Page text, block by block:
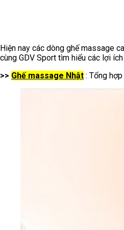
Hiện nay các dòng ghế massage
cùng GDV Sport tìm hiểu các lợi
>> Ghế massage Nhật : Tổng